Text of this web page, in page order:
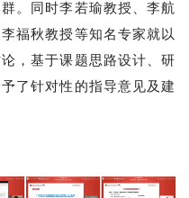
。同时李若瑜教授、李航
福秋教授等知名专家就以
，基于课题思路设计、研
了针对性的指导意见及建